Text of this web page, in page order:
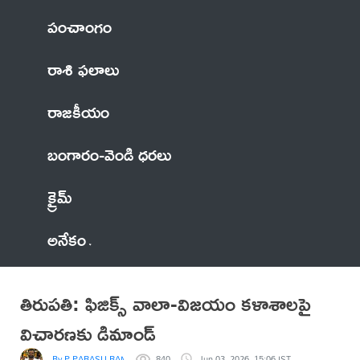
పంచాంగం
రాశి ఫలాలు
రాజకీయం
బంగారం-వెండి ధరలు
క్రైమ్
అనేకం
తిరుపతి: ఫిజిక్స్ వాలా-విజయం కళాశాలపై
విచారణకు డిమాండ్